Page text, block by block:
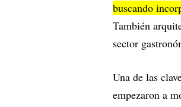
buscando
También
sector
Una de las
empezaron a